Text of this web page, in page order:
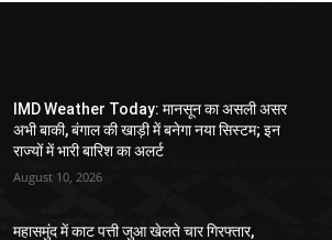
IMD Weather Today: मानसून का असली असर
अभी बाकी, बंगाल की खाड़ी में बनेगा नया सिस्टम; इन
राज्यों में भारी बारिश का अलर्ट
August 10, 2026
महासमुंद में काट पत्ती जुआ खेलते चार गिरफ्तार,